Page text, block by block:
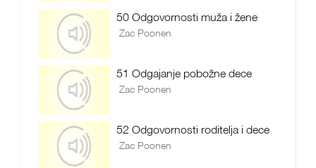
50 Odgovornosti muža i žene
Zac Poonen
51 Odgajanje pobožne dece
Zac Poonen
52 Odgovornosti roditelja i dece
Zac Poonen